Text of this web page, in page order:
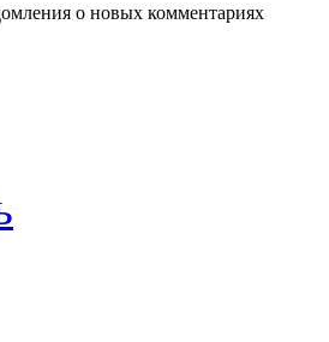
о новых комментариях